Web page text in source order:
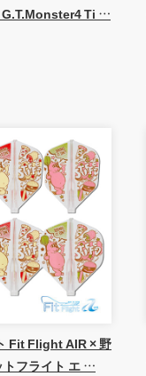
G.T.Monster4 Ti …
Fit Flight AIR × 野
トフライト エ …